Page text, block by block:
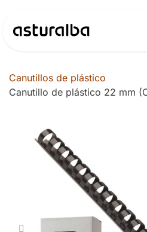
Canutillos de plástico
Canutillo de plástico 22 mm